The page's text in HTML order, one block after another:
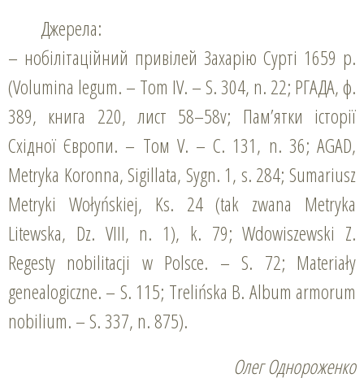
Джерела:
– нобілітаційний привілей Захарію Сурті 1659 р.
(Volumina legum. – Tom IV. – S. 304, n. 22; РГАДА, ф.
389, книга 220, лист 58–58v; Пам’ятки історії
Східної Європи. – Toм V. – C. 131, n. 36; AGAD,
Metryka Koronna, Sigillata, Sygn. 1, s. 284; Sumariusz
Metryki Wołyńskiej, Ks. 24 (tak zwana Metryka
Litewska, Dz. VIII, n. 1), k. 79; Wdowiszewski Z.
Regesty nobilitacji w Polsce. – S. 72; Materiały
genealogiczne. – S. 115; Тrelińska B. Album armorum
nobilium. – S. 337, n. 875).
Олег Однороженко